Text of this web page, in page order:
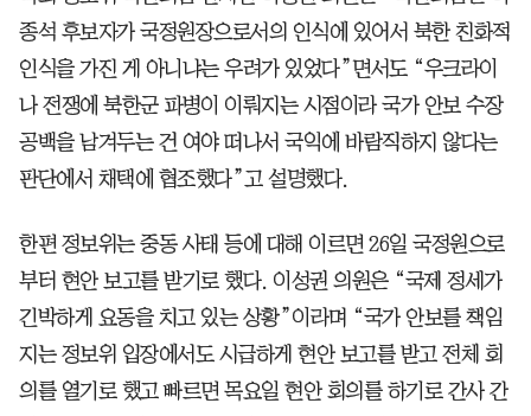
종석 후보자가 국정원장으로서의 인식에 있어서 북한 친화적
인식을 가진 게 아니냐는 우려가 있었다”면서도 “우크라이
나 전쟁에 북한군 파병이 이뤄지는 시점이라 국가 안보 수장
공백을 남겨두는 건 여야 떠나서 국익에 바람직하지 않다는
판단에서 채택에 협조했다”고 설명했다.
한편 정보위는 중동 사태 등에 대해 이르면 26일 국정원으로
부터 현안 보고를 받기로 했다. 이성권 의원은 “국제 정세가
긴박하게 요동을 치고 있는 상황”이라며 “국가 안보를 책임
지는 정보위 입장에서도 시급하게 현안 보고를 받고 전체 회
의를 열기로 했고 빠르면 목요일 현안 회의를 하기로 간사 간